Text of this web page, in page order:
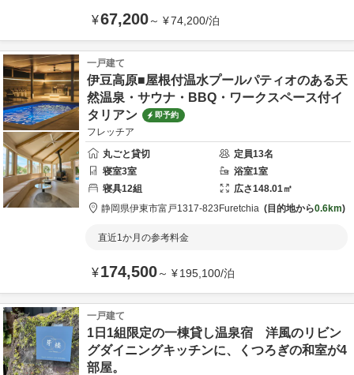
¥67,200～ ¥74,200/泊
一戸建て
伊豆高原■屋根付温水プールパティオのある天
然温泉・サウナ・BBQ・ワークスペース付イ
タリアン
即予約
フレッチア
丸ごと貸切
定員13名
寝室3室 浴室1室
寝具12組 広さ148.01㎡
静岡県伊東市富戸1317-823 Furetchia 目的地から0.6km
直近1か月の参考料金
¥174,500～ ¥195,100/泊
一戸建て
1日1組限定の一棟貸し温泉宿 洋風のリビン
グダイニングキッチンに、くつろぎの和室が4
部屋。